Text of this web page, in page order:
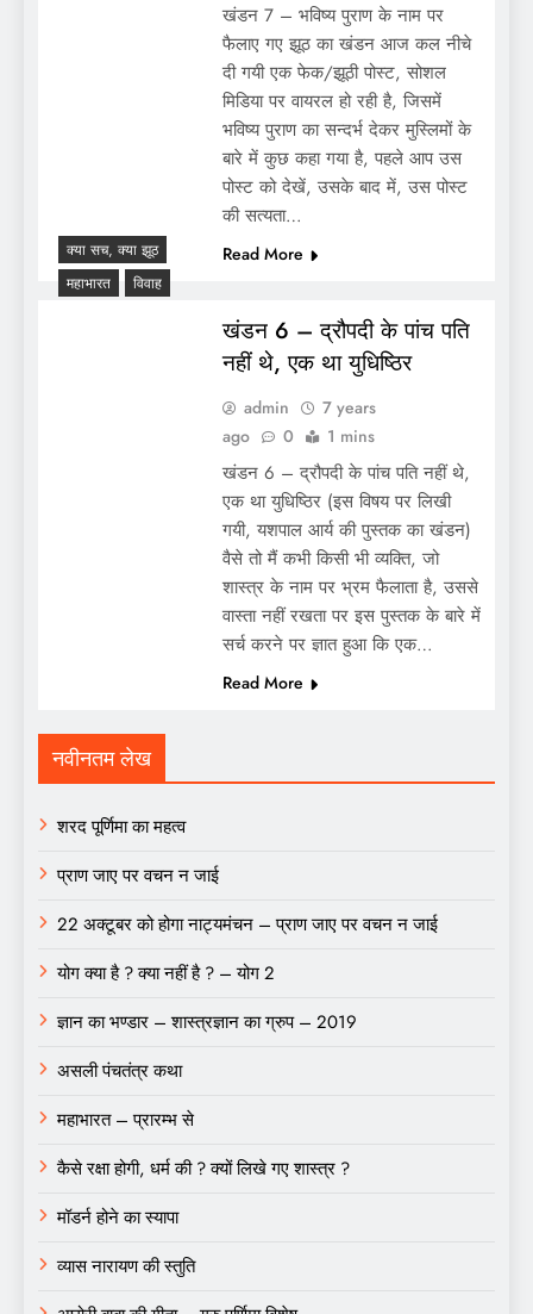
खंडन 7 – भविष्य पुराण के नाम पर
फैलाए गए झूठ का खंडन आज कल नीचे
दी गयी एक फेक/झूठी पोस्ट, सोशल
मिडिया पर वायरल हो रही है, जिसमें
भविष्य पुराण का सन्दर्भ देकर मुस्लिमों के
बारे में कुछ कहा गया है, पहले आप उस
पोस्ट को देखें, उसके बाद में, उस पोस्ट
की सत्यता…
Read More
क्या सच, क्या झूठ
महाभारत
विवाह
खंडन 6 – द्रौपदी के पांच पति
नहीं थे, एक था युधिष्ठिर
admin
7 years
ago
0 1 mins
खंडन 6 – द्रौपदी के पांच पति नहीं थे,
एक था युधिष्ठिर (इस विषय पर लिखी
गयी, यशपाल आर्य की पुस्तक का खंडन)
वैसे तो मैं कभी किसी भी व्यक्ति, जो
शास्त्र के नाम पर भ्रम फैलाता है, उससे
वास्ता नहीं रखता पर इस पुस्तक के बारे में
सर्च करने पर ज्ञात हुआ कि एक…
Read More
नवीनतम लेख
शरद पूर्णिमा का महत्व
प्राण जाए पर वचन न जाई
22 अक्टूबर को होगा नाट्यमंचन – प्राण जाए पर वचन न जाई
योग क्या है ? क्या नहीं है ? – योग 2
ज्ञान का भण्डार – शास्त्रज्ञान का ग्रुप – 2019
असली पंचतंत्र कथा
महाभारत – प्रारम्भ से
कैसे रक्षा होगी, धर्म की ? क्यों लिखे गए शास्त्र ?
मॉडर्न होने का स्यापा
व्यास नारायण की स्तुति